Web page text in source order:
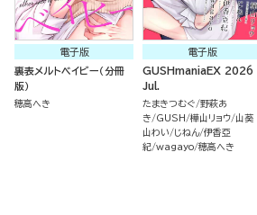
電子版
裏表メルトベイビー（分冊
版）
穂高へき
電子版
GUSHmaniaEX 2026
Jul.
たまきつむぐ 野萩あ
き
GUSH 樺山リョウ 山葵
山わい
じねん 伊香亞
紀 wagayo 穂高へき